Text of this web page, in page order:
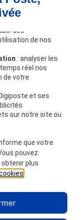
des
de nos
: analyser les
réel nos
de votre
et ses
sur notre site ou
que votre
pouvez
plus